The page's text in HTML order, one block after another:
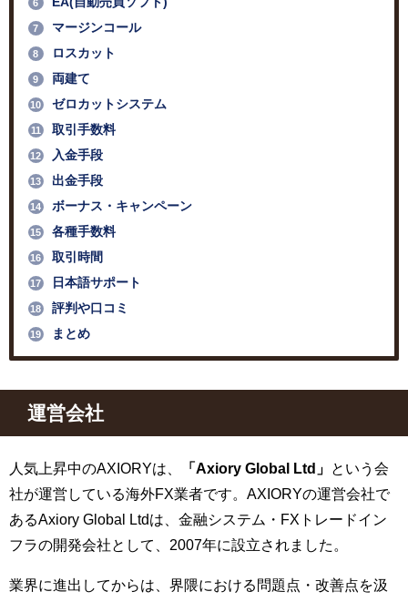
6
7 マージンコール
8 ロスカット
9 両建て
10 ゼロカットシステム
11 取引手数料
12 入金手段
13 出金手段
14 ボーナス・キャンペーン
15 各種手数料
16 取引時間
17 日本語サポート
18 評判や口コミ
19 まとめ
運営会社
人気上昇中のAXIORYは、 「Axiory Global Ltd」
という会
社が運営している海外FX業者です。AXIORYの運営会社で
あるAxiory Global Ltdは、金融システム・FXトレードイン
フラの開発会社として、2007年に設立されました。
業界に進出してからは、界隈における問題点・改善点を汲